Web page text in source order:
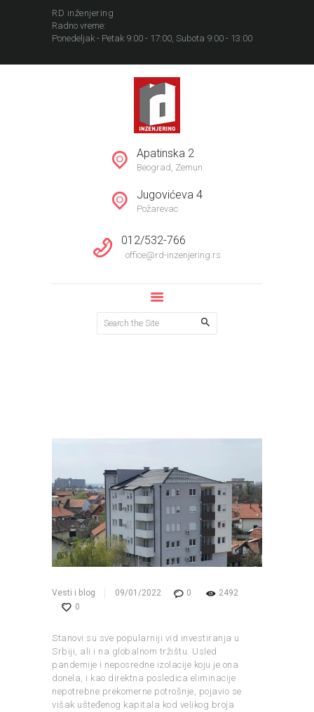
RD inženjering
Radno vreme:
Ponedeljak - Petak 9:00 - 17:00, Subota 9:00 - 13:00
Apatinska 2
Beograd, Zemun
Jugovićeva 4
Požarevac
012/532-766
office@rd-inzenjering.rs
NEKRETNINE
REFERENCE
KOMPANIJA
Vesti i blog 09/01/2022 0
2492
0
Stanovi su sve popularniji vid investiranja u
Srbiji, ali i na globalnom tržištu. Usled
pandemije i neposredne izolacije koju je ona
donela, i kao direktna posledica eliminacije
nepotrebne prekomerne potrošnje, pojavio se
višak ušteđenog kapitala kod velikog broja